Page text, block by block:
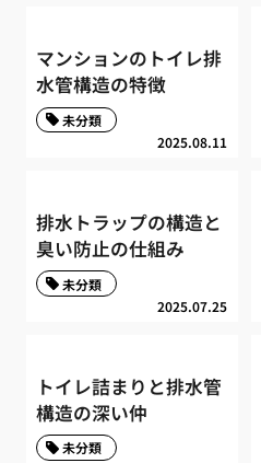
マンションのトイレ排
水管構造の特徴
2025.08.11
未分類
排水トラップの構造と
臭い防止の仕組み
2025.07.25
未分類
トイレ詰まりと排水管
構造の深い仲
未分類